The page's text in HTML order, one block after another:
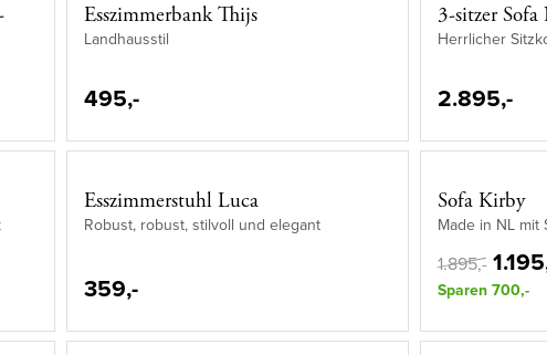
Esszimmerbank Thijs
Landhausstil
495,-
3-sitzer Sofa
Herrlicher
2.895,-
Esszimmerstuhl Luca
Robust, robust, stilvoll und elegant
359,-
Sofa Kirby
Made in NL mit
1.895,-
Sparen 700,-